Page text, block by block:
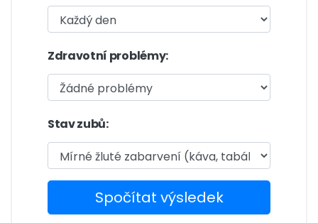
Zdravotní problémy:
Stav zubů:
Spočítat výsledek